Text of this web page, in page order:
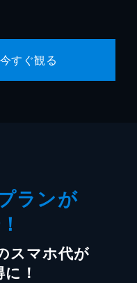
すぐ観る
ランが
スマホ代が
！